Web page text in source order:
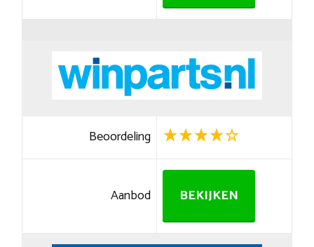
Beoordeling
Aanbod BEKIJKEN